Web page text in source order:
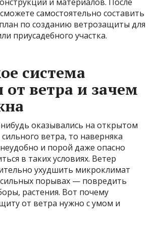
самостоятельно составить
по созданию ветрозащиты для
приусадебного участка.
система
ветра и зачем
оказывались на открытом
ветра, то наверняка
и порой даже опасно
в таких условиях. Ветер
ухудшить микроклимат
сильных порывах — повредить
растения. Вот почему
от ветра нужно с умом и